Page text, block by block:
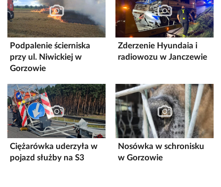
Podpalenie ścierniska
przy ul. Niwickiej w
Gorzowie
Zderzenie Hyundaia i
radiowozu w Janczewie
Ciężarówka uderzyła w
pojazd służby na S3
Nosówka w schronisku
w Gorzowie